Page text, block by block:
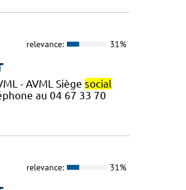
relevance: 31%
- AVML Siège social
au 04 67 33 70
relevance: 31%